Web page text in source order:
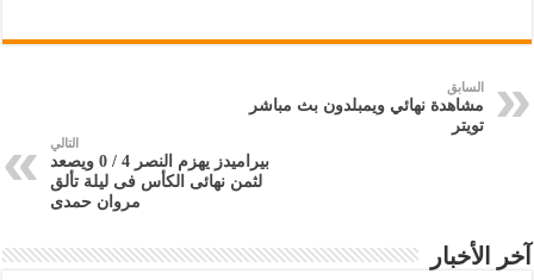
السابق
مشاهدة نهائي ويمبلدون بث مباشر
تويتر
التالي
بيراميدز يهزم النصر 4 / 0 ويصعد
لثمن نهائى الكأس فى ليلة تألق
مروان حمدى
آخر الأخبار